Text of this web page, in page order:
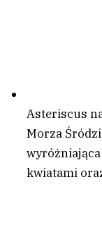
Asteriscus
Morza
kwiatami